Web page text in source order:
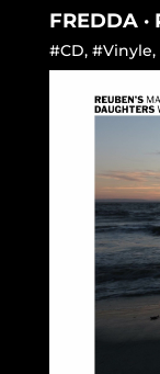
FREDDA
#CD, #Vinyle,